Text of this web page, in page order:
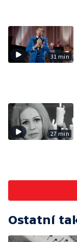
31 min
27 min
Ostatní